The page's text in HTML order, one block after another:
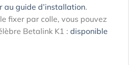
au guide d’installation.
fixer par colle, vous pouvez
Betalink K1 : disponible